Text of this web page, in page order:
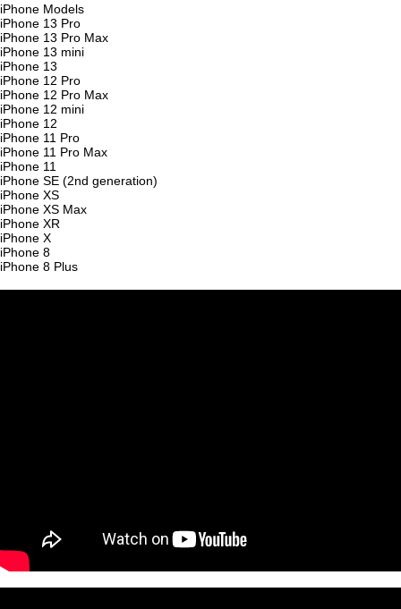
iPhone Models
iPhone 13 Pro
iPhone 13 Pro Max
iPhone 13 mini
iPhone 13
iPhone 12 Pro
iPhone 12 Pro Max
iPhone 12 mini
iPhone 12
iPhone 11 Pro
iPhone 11 Pro Max
iPhone 11
iPhone SE (2nd generation)
iPhone XS
iPhone XS Max
iPhone XR
iPhone X
iPhone 8
iPhone 8 Plus